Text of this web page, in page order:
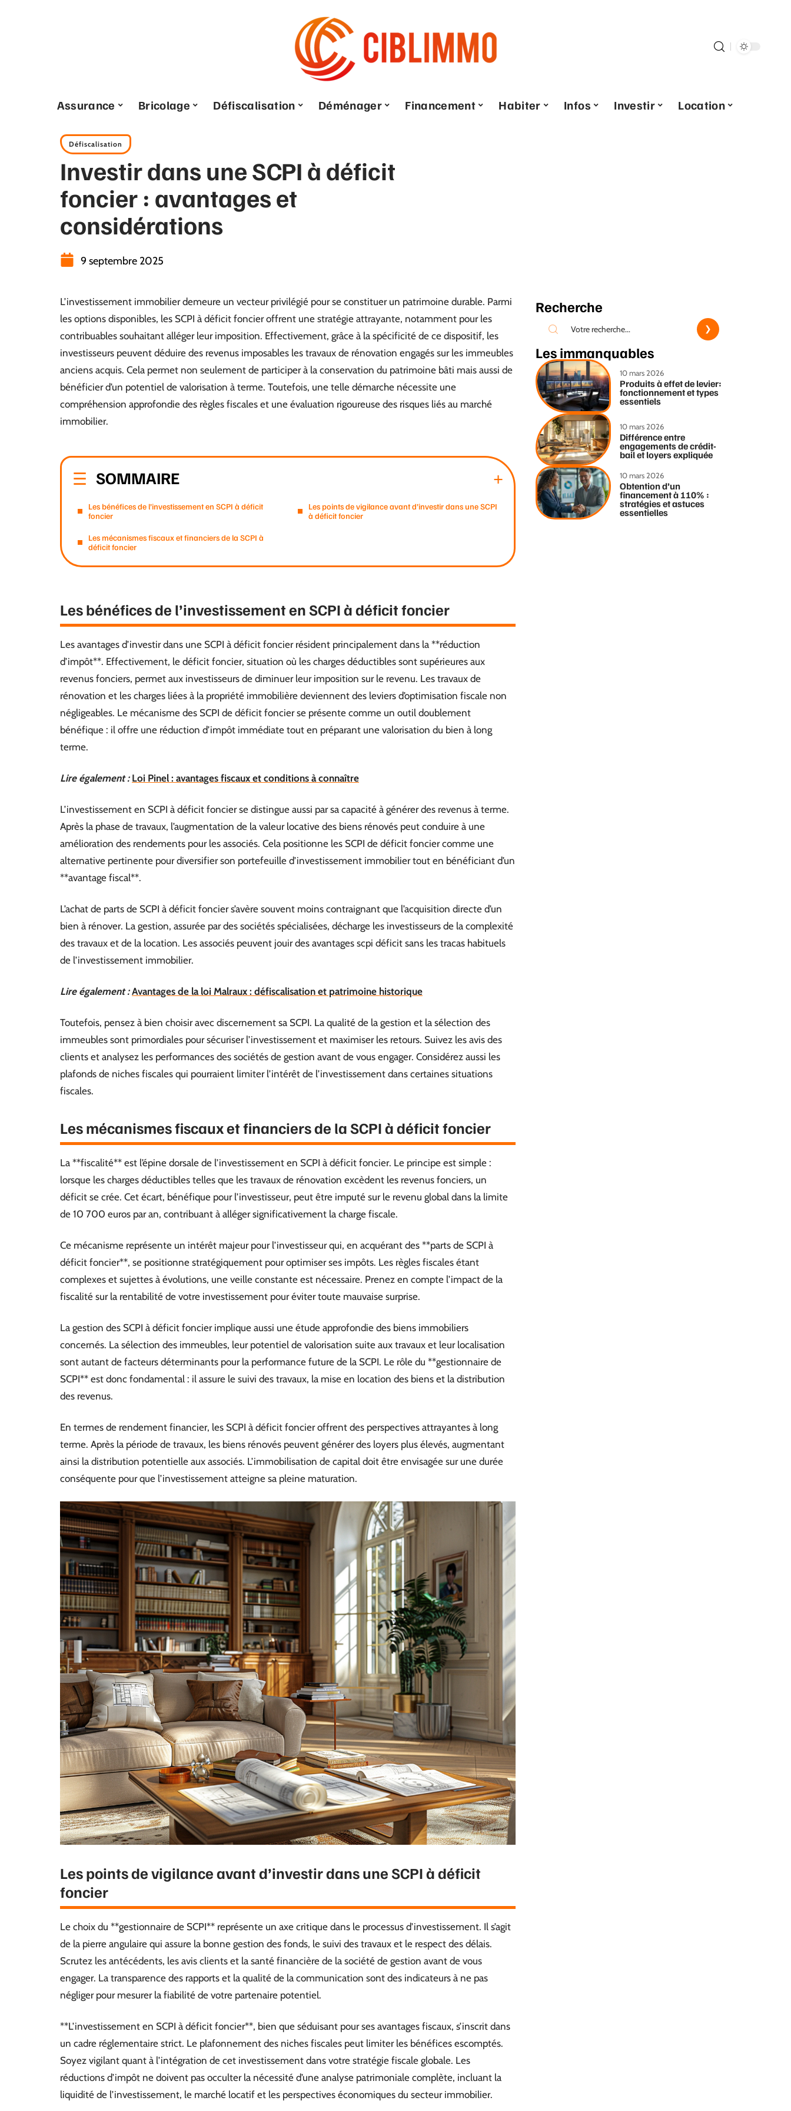
Assurance Bricolage Défiscalisation Déménager Financement Habiter Infos Investir Location
Défiscalisation
Investir dans une SCPI à déficit
foncier : avantages et
considérations
9 septembre 2025
L’investissement immobilier demeure un vecteur privilégié pour se constituer un patrimoine durable. Parmi
les options disponibles, les SCPI à déficit foncier offrent une stratégie attrayante, notamment pour les
contribuables souhaitant alléger leur imposition. Effectivement, grâce à la spécificité de ce dispositif, les
investisseurs peuvent déduire des revenus imposables les travaux de rénovation engagés sur les immeubles
anciens acquis. Cela permet non seulement de participer à la conservation du patrimoine bâti mais aussi de
bénéficier d’un potentiel de valorisation à terme. Toutefois, une telle démarche nécessite une
compréhension approfondie des règles fiscales et une évaluation rigoureuse des risques liés au marché
immobilier.
SOMMAIRE
Les bénéfices de l’investissement en SCPI à déficit
foncier
Les mécanismes fiscaux et financiers de la SCPI à
déficit foncier
Les points de vigilance avant d’investir dans une SCPI
à déficit foncier
Les bénéfices de l’investissement en SCPI à déficit foncier
Les avantages d’investir dans une SCPI à déficit foncier résident principalement dans la **réduction
d’impôt**. Effectivement, le déficit foncier, situation où les charges déductibles sont supérieures aux
revenus fonciers, permet aux investisseurs de diminuer leur imposition sur le revenu. Les travaux de
rénovation et les charges liées à la propriété immobilière deviennent des leviers d’optimisation fiscale non
négligeables. Le mécanisme des SCPI de déficit foncier se présente comme un outil doublement
bénéfique : il offre une réduction d’impôt immédiate tout en préparant une valorisation du bien à long
terme.
Lire également : Loi Pinel : avantages fiscaux et conditions à connaître
L’investissement en SCPI à déficit foncier se distingue aussi par sa capacité à générer des revenus à terme.
Après la phase de travaux, l’augmentation de la valeur locative des biens rénovés peut conduire à une
amélioration des rendements pour les associés. Cela positionne les SCPI de déficit foncier comme une
alternative pertinente pour diversifier son portefeuille d’investissement immobilier tout en bénéficiant d’un
**avantage fiscal**.
L’achat de parts de SCPI à déficit foncier s’avère souvent moins contraignant que l’acquisition directe d’un
bien à rénover. La gestion, assurée par des sociétés spécialisées, décharge les investisseurs de la complexité
des travaux et de la location. Les associés peuvent jouir des avantages scpi déficit sans les tracas habituels
de l’investissement immobilier.
Lire également : Avantages de la loi Malraux : défiscalisation et patrimoine historique
Toutefois, pensez à bien choisir avec discernement sa SCPI. La qualité de la gestion et la sélection des
immeubles sont primordiales pour sécuriser l’investissement et maximiser les retours. Suivez les avis des
clients et analysez les performances des sociétés de gestion avant de vous engager. Considérez aussi les
plafonds de niches fiscales qui pourraient limiter l’intérêt de l’investissement dans certaines situations
fiscales.
Les mécanismes fiscaux et financiers de la SCPI à déficit foncier
La **fiscalité** est l’épine dorsale de l’investissement en SCPI à déficit foncier. Le principe est simple :
lorsque les charges déductibles telles que les travaux de rénovation excèdent les revenus fonciers, un
déficit se crée. Cet écart, bénéfique pour l’investisseur, peut être imputé sur le revenu global dans la limite
de 10 700 euros par an, contribuant à alléger significativement la charge fiscale.
Ce mécanisme représente un intérêt majeur pour l’investisseur qui, en acquérant des **parts de SCPI à
déficit foncier**, se positionne stratégiquement pour optimiser ses impôts. Les règles fiscales étant
complexes et sujettes à évolutions, une veille constante est nécessaire. Prenez en compte l’impact de la
fiscalité sur la rentabilité de votre investissement pour éviter toute mauvaise surprise.
La gestion des SCPI à déficit foncier implique aussi une étude approfondie des biens immobiliers
concernés. La sélection des immeubles, leur potentiel de valorisation suite aux travaux et leur localisation
sont autant de facteurs déterminants pour la performance future de la SCPI. Le rôle du **gestionnaire de
SCPI** est donc fondamental : il assure le suivi des travaux, la mise en location des biens et la distribution
des revenus.
En termes de rendement financier, les SCPI à déficit foncier offrent des perspectives attrayantes à long
terme. Après la période de travaux, les biens rénovés peuvent générer des loyers plus élevés, augmentant
ainsi la distribution potentielle aux associés. L’immobilisation de capital doit être envisagée sur une durée
conséquente pour que l’investissement atteigne sa pleine maturation.
Les points de vigilance avant d’investir dans une SCPI à déficit
foncier
Le choix du **gestionnaire de SCPI** représente un axe critique dans le processus d’investissement. Il s’agit
de la pierre angulaire qui assure la bonne gestion des fonds, le suivi des travaux et le respect des délais.
Scrutez les antécédents, les avis clients et la santé financière de la société de gestion avant de vous
engager. La transparence des rapports et la qualité de la communication sont des indicateurs à ne pas
négliger pour mesurer la fiabilité de votre partenaire potentiel.
**L’investissement en SCPI à déficit foncier**, bien que séduisant pour ses avantages fiscaux, s’inscrit dans
un cadre réglementaire strict. Le plafonnement des niches fiscales peut limiter les bénéfices escomptés.
Soyez vigilant quant à l’intégration de cet investissement dans votre stratégie fiscale globale. Les
réductions d’impôt ne doivent pas occulter la nécessité d’une analyse patrimoniale complète, incluant la
liquidité de l’investissement, le marché locatif et les perspectives économiques du secteur immobilier.
Recherche
Les immanquables
10 mars 2026
Produits à effet de levier:
fonctionnement et types
essentiels
10 mars 2026
Différence entre
engagements de crédit-
bail et loyers expliquée
10 mars 2026
Obtention d’un
financement à 110% :
stratégies et astuces
essentielles